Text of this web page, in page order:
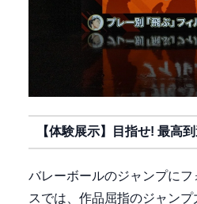
【体験展示】目指せ! 最高
バレーボールのジャンプに
スでは、作品屈指のジャン